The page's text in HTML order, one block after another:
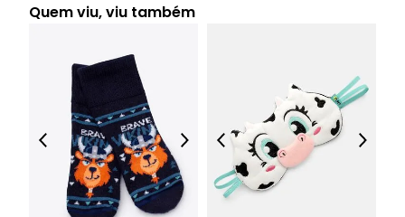
Quem viu, viu também